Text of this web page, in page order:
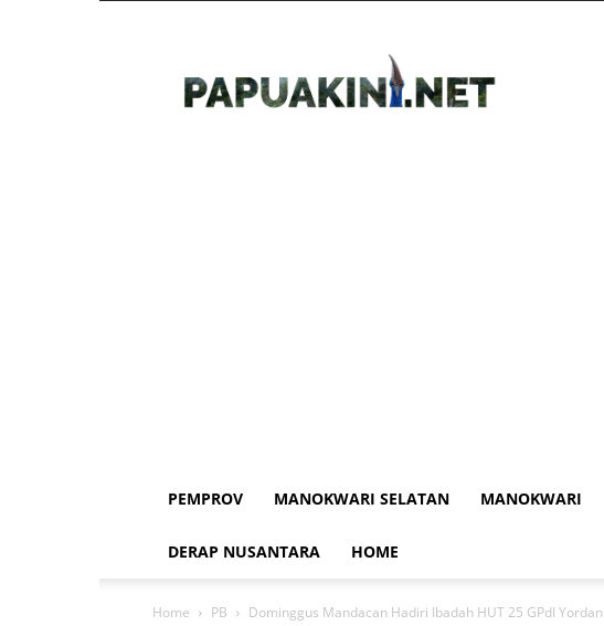
PEMPROV MANOKWARI SELATAN MANOKWARI
DERAP NUSANTARA HOME
Home PB Dominggus Mandacan Hadiri Ibadah HUT 25 GPdI Yordan